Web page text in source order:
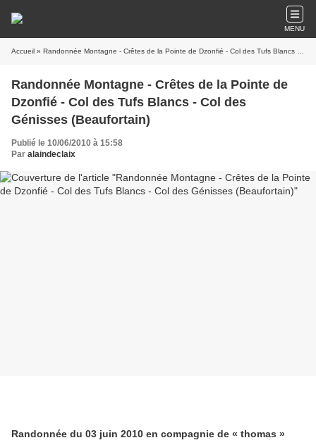
MENU
Accueil » Randonnée Montagne - Crêtes de la Pointe de Dzonfié - Col des Tufs Blancs - Col des Génisses (Beaufortain)
Randonnée Montagne - Crêtes de la Pointe de
Dzonfié - Col des Tufs Blancs - Col des
Génisses (Beaufortain)
Publié le 10/06/2010 à 15:58
Par alaindeclaix
Randonnée du 03 juin 2010 en compagnie de « thomas »